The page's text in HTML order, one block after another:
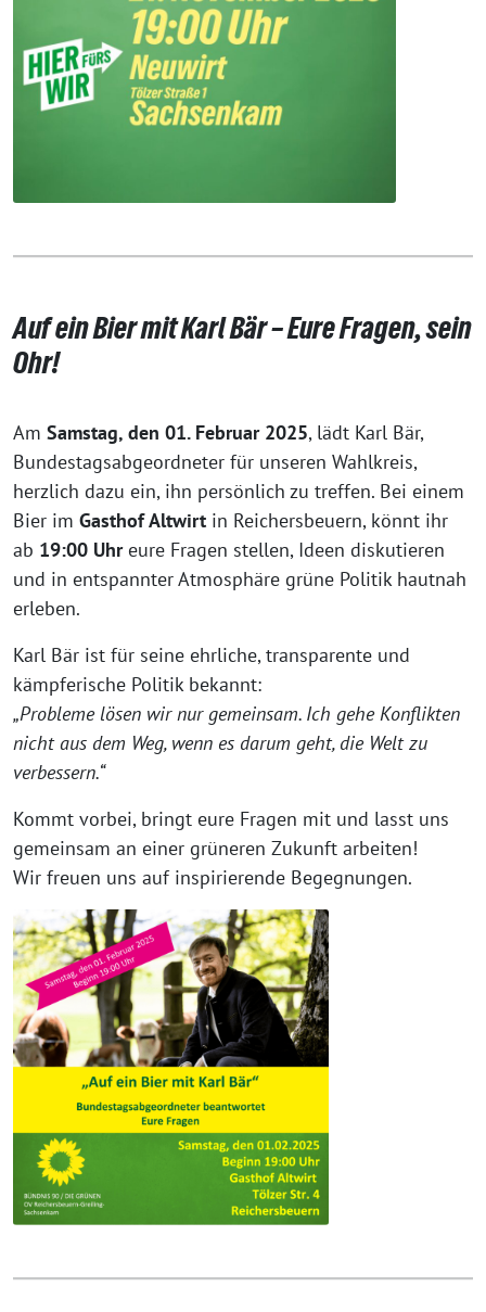
Auf ein Bier mit Karl Bär – Eure Fragen, sein
Ohr!
Am Samstag, den 01. Februar 2025, lädt Karl Bär,
Bundestagsabgeordneter für unseren Wahlkreis,
herzlich dazu ein, ihn persönlich zu treffen. Bei einem
Bier im Gasthof Altwirt in Reichersbeuern, könnt ihr
ab 19:00 Uhreure Fragen stellen, Ideen diskutieren
und in entspannter Atmosphäre grüne Politik hautnah
erleben.
Karl Bär ist für seine ehrliche, transparente und
kämpferische Politik bekannt:
„Probleme lösen wir nur gemeinsam. Ich gehe Konflikten
nicht aus dem Weg, wenn es darum geht, die Welt zu
verbessern.“
Kommt vorbei, bringt eure Fragen mit und lasst uns
gemeinsam an einer grüneren Zukunft arbeiten!
Wir freuen uns auf inspirierende Begegnungen.